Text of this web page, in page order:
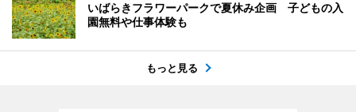
いばらきフラワーパークで夏休み企画 子どもの入
園無料や仕事体験も
もっと見る